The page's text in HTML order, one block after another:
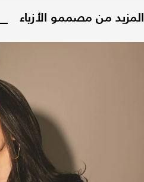
المزيد من مصممو الأزياء